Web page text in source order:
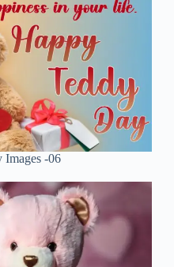
Images -06